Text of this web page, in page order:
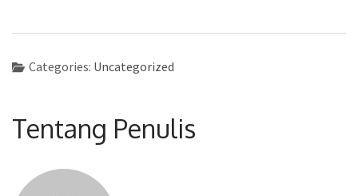
Categories: Uncategorized
Tentang Penulis